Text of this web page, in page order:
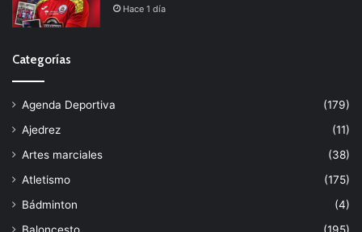
Hace 1 día
Categorías
Agenda Deportiva
(179)
Ajedrez
(11)
Artes marciales
(38)
Atletismo
(175)
Bádminton
(4)
Baloncesto
(195)